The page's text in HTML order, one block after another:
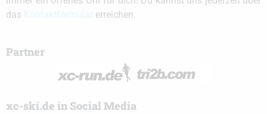
das
erreichen.
Partner
xc-ski.de in Social Media